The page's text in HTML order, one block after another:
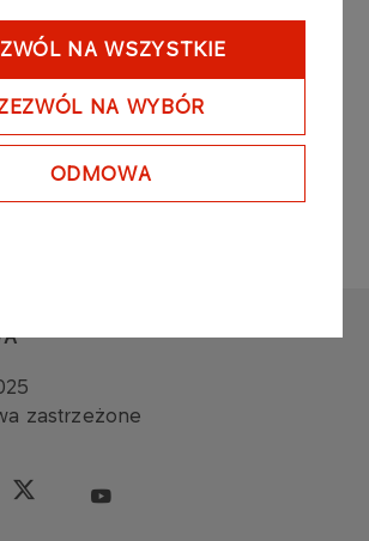
NA WSZYSTKIE
NA WYBÓR
ODMOWA
DO APLIKACJI E-
zastrzeżone